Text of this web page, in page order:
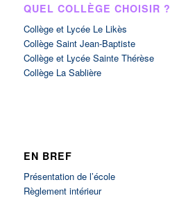
QUEL COLLÈGE CHOISIR ?
Collège et Lycée Le Likès
Collège Saint Jean-Baptiste
Collège et Lycée Sainte Thérèse
Collège La Sablière
EN BREF
Présentation de l’école
Règlement intérieur